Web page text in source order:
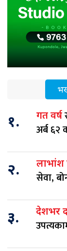
१. गत वर्ष
अर्ब ६२
२. लाभांश
सेवा,
३. देशभर